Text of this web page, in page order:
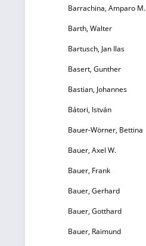
Barrachina, Amparo M.
Barth, Walter
Bartusch, Jan Ilas
Basert, Gunther
Bastian, Johannes
Bátori, István
Bauer-Wörner, Bettina
Bauer, Axel W.
Bauer, Frank
Bauer, Gerhard
Bauer, Gotthard
Bauer, Raimund